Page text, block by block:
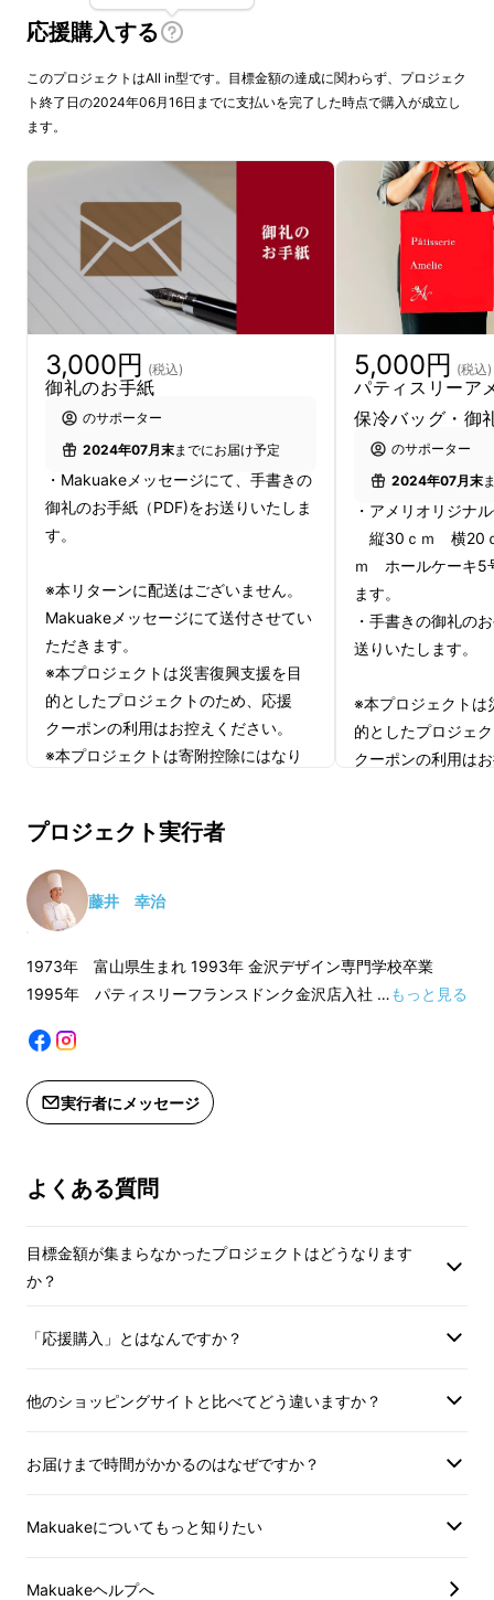
中、厨房機器の散乱、破損、オーブンの倒壊、
店舗周りの地割れなどが発生しました。建物の
倒壊はなかったものの、長期的な断水や道路の
寸断等により十分に営業できない日が続きまし
た。
先が見えない状況の中でも営業できるように、
1月3日から荒れ果てた店舗の片付け、修復、清
掃作業を従業員で行いました。ただし、オーブ
ン設備の倒壊は菓子づくりには致命的であり、
思うような菓子作りができていません。
七尾市は断水していましたが、幸いにも電気は
通っており、わずかな給水を使用しながらケー
キを作り、近隣のお宅へ安否確認のために持っ
暖かいご飯やパンとは違い、お腹を満たす物で
頂き、SNSで呼びかけ、500個ほどのショート
応援購入する
このプロジェクトはAll in型です。目標金額の達成に関わらず、プロジェク
ト終了日の2024年06月16日までに支払いを完了した時点で購入が成立し
ます。
3,000円 (税込)
御礼のお手紙
のサポーター
2024年07月末までにお届け予定
・Makuakeメッセージにて、手書きの
御礼のお手紙（PDF)をお送りいたしま
す。
※本リターンに配送はございません。
Makuakeメッセージにて送付させてい
ただきます。
※本プロジェクトは災害復興支援を目
的としたプロジェクトのため、応援
クーポンの利用はお控えください。
※本プロジェクトは寄附控除にはなり
り （適格請求書発行事業者登録番号
の記載のあるインボイスが必要な場合
は、Makuakeメッセージにて実行者に
直接お問合せください）
5,000円 (税込)
パティスリーア
保冷バッグ・御
のサポーター
2024年07月末
・アメリオリジナ
縦30ｃｍ 横20
ｍ ホールケーキ5
ます。
・手書きの御礼の
送りいたします。
※本プロジェクトは
的としたプロジェ
クーポンの利用は
プロジェクト実行者
藤井 幸治
1973年 富山県生まれ 1993年 金沢デザイン専門学校卒業
1995年 パティスリーフランスドンク金沢店入社 …もっと見る
実行者にメッセージ
よくある質問
目標金額が集まらなかったプロジェクトはどうなります
か？
「応援購入」とはなんですか？
他のショッピングサイトと比べてどう違いますか？
お届けまで時間がかかるのはなぜですか？
Makuakeについてもっと知りたい
Makuakeヘルプへ